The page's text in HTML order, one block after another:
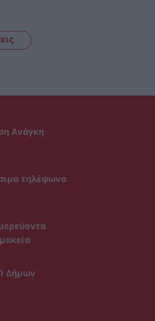
Ανάγκη
τηλέφωνα
Δήμων